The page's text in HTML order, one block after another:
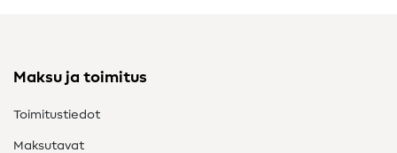
Maksu ja toimitus
Toimitustiedot
Maksutavat